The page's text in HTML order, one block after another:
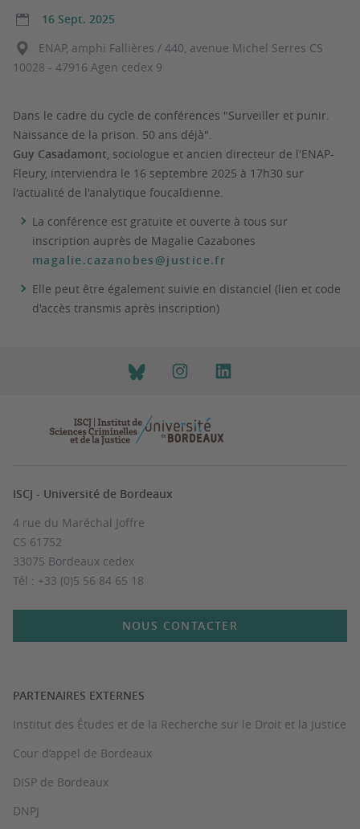
16 Sept. 2025
ENAP, amphi Fallières / 440, avenue Michel Serres CS
10028 - 47916 Agen cedex 9
Dans le cadre du cycle de conférences "Surveiller et punir.
Naissance de la prison. 50 ans déjà".
Guy Casadamont, sociologue et ancien directeur de l'ENAP-
Fleury, interviendra le 16 septembre 2025 à 17h30 sur
l'actualité de l'analytique foucaldienne.
La conférence est gratuite et ouverte à tous sur
inscription auprès de Magalie Cazabones
magalie.cazanobes@justice.fr
Elle peut être également suivie en distanciel (lien et code
d'accès transmis après inscription)
ISCJ - Université de Bordeaux
4 rue du Maréchal Joffre
CS 61752
33075 Bordeaux cedex
Tél : +33 (0)5 56 84 65 18
NOUS CONTACTER
PARTENAIRES EXTERNES
Institut des Études et de la Recherche sur le Droit et la Justice
Cour d’appel de Bordeaux
DISP de Bordeaux
DNPJ